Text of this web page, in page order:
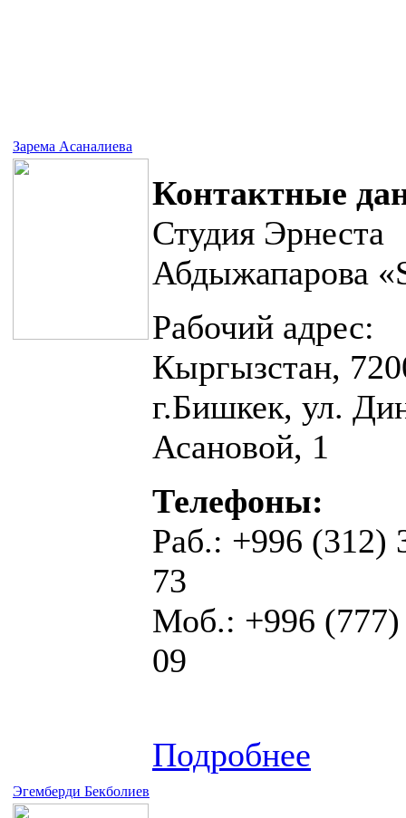
Зарема Асаналиева
Контактные
Студия Эрнеста
Абдыжапарова
Рабочий адрес:
Кыргызстан,
г.Бишкек, ул.
Асановой, 1
Телефоны:
Раб.: +996 (312)
73
Моб.: +996 (777)
09
Подробнее
Эгемберди Бекболиев